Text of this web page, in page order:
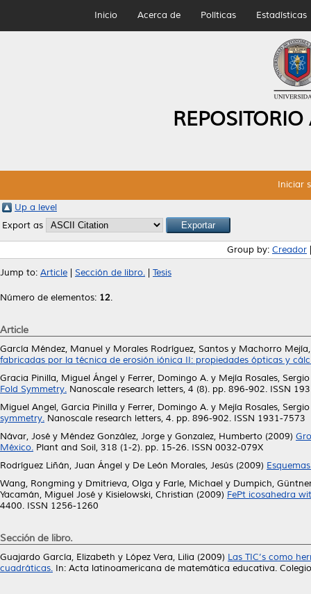
Inicio Acerca de Políticas Estadísticas
Iniciar
Up a level
Export as
Group by: Creador
Jump to: Article Sección de libro. Tesis
Número de elementos: 12.
Article
García Méndez, Manuel y Morales Rodríguez, Santos y Machorro
fabricadas por la técnica de erosión iónica II: propiedades ópticas y
Gracia Pinilla, Miguel Ángel y Ferrer, Domingo A. y Mejía Rosales, Sergio
Fold Symmetry. Nanoscale research letters, 4 (8). pp. 896-902. ISSN
Miguel Angel, Garcia Pinilla y Ferrer, Domingo A. y Mejía Rosales, Sergio
symmetry. Nanoscale research letters, 4. pp. 896-902. ISSN 1931-7573
Návar, José y Méndez González, Jorge y Gonzalez, Humberto (2009)
México. Plant and Soil, 318 (1-2). pp. 15-26. ISSN 0032-079X
Rodríguez Liñán, Juan Ángel y De León Morales, Jesús (2009)
Wang, Rongming y Dmitrieva, Olga y Farle, Michael y Dumpich,
Yacamán, Miguel José y Kisielowski, Christian (2009) FePt icosahedra
4400. ISSN 1256-1260
Sección de libro.
Guajardo García, Elizabeth y López Vera, Lilia (2009) Las TIC’s como
cuadráticas. In: Acta latinoamericana de matemática educativa.